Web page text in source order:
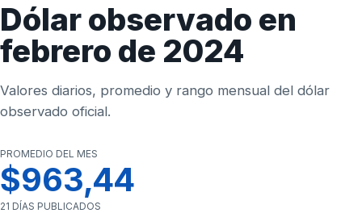
Dólar observado en
febrero de 2024
Valores diarios, promedio y rango mensual del dólar
observado oficial.
PROMEDIO DEL MES
$963,44
21 DÍAS PUBLICADOS